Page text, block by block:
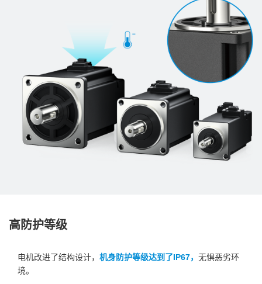
高防护等级
电机改进了结构设计， 机身防护等级达到了IP67， 无惧恶劣环
境。